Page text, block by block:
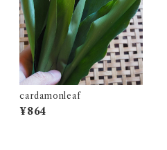
cardamonleaf
¥864